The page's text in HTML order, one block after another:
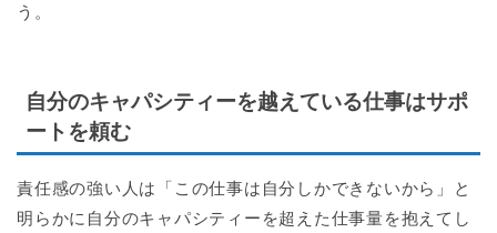
う。
自分のキャパシティーを越えている仕事はサポ
ートを頼む
責任感の強い人は「この仕事は自分しかできないから」と
明らかに自分のキャパシティーを超えた仕事量を抱えてし